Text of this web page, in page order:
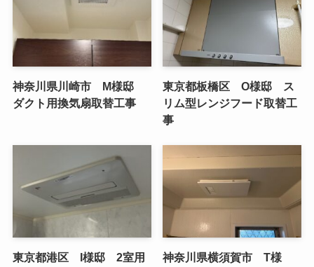
神奈川県川崎市 M様邸
ダクト用換気扇取替工事
東京都板橋区 O様邸 ス
リム型レンジフード取替工
事
東京都港区 I様邸 2室用
神奈川県横須賀市 T様